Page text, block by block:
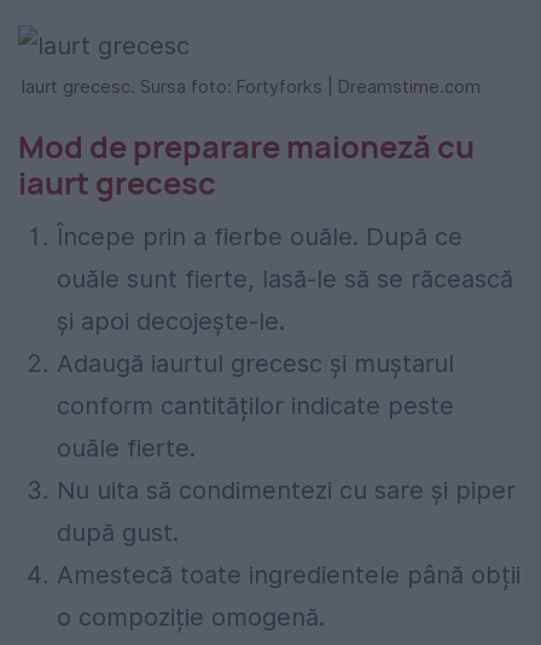
Iaurt grecesc. Sursa foto: Fortyforks | Dreamstime.com
Mod de preparare maioneză cu
iaurt grecesc
Începe prin a fierbe ouăle. După ce
ouăle sunt fierte, lasă-le să se răcească
și apoi decojește-le.
Adaugă iaurtul grecesc și muștarul
conform cantităților indicate peste
ouăle fierte.
Nu uita să condimentezi cu sare și piper
după gust.
Amestecă toate ingredientele până obții
o compoziție omogenă.